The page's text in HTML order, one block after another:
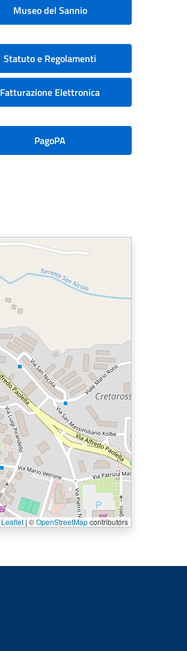
Museo del Sannio
Statuto e Regolamenti
Fatturazione Elettronica
PagoPA
Leaflet | ©OpenStreetMapcontributors